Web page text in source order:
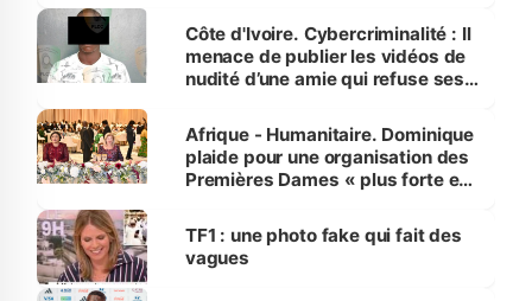
des Transports
Côte d'Ivoire. Cybercriminalité : Il
menace de publier les vidéos de
nudité d’une amie qui refuse ses
Afrique - Humanitaire. Dominique
plaide pour une organisation des
Premières Dames « plus forte et
sur la scène internationale »
TF1 : une photo fake qui fait des
vagues